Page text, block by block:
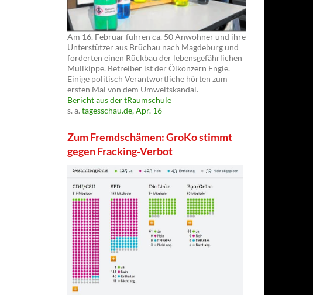
Am 16. Februar fuhren ca. 50 Anwohner und ihre
Unterstützer aus Brüchau nach Magdeburg und
forderten einen Rückbau der lebensgefährlichen
Müllkippe. Betreiber ist der Ölkonzern Engie.
Einige politisch Verantwortliche hörten zum
ersten Mal von dem Umweltskandal.
Bericht aus der tRaumschule
s. a. tagesschau.de, Apr. 16
Zum Fremdschämen: GroKo stimmt
gegen Fracking-Verbot